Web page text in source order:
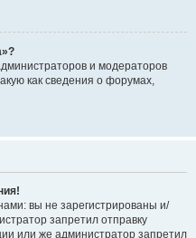
и модераторов
как сведения о форумах,
вы не зарегистрированы и/
запретил отправку
или же администратор запретил